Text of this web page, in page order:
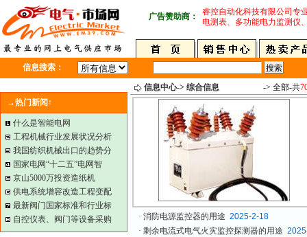
广告赞助商：
睿控自动化科技有限公司专
电测表、多功能电力监测仪
信息搜索：
→热门新闻↑
什么是智能电网
工程机械行业发展状况分析
我国纺织机械出口的趋势分
国家电网“十二五”电网智
京山5000万投资造纸机
供电系统增容改造工程变配
最新阀门国家标准和行业标
自控仪表、阀门等设备采购
信息中心-> 综合信息 -> 全部-共
· 消防电源监控器的用途 2025-2-18
· 剩余电流式电气火灾监控探测器的用途